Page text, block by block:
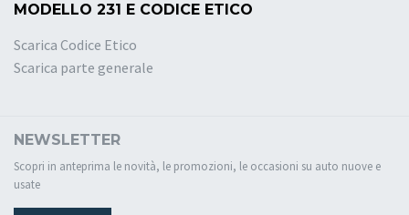
MODELLO 231 E CODICE ETICO
Scarica Codice Etico
Scarica parte generale
NEWSLETTER
Scopri in anteprima le novità, le promozioni, le occasioni su auto nuove e
usate